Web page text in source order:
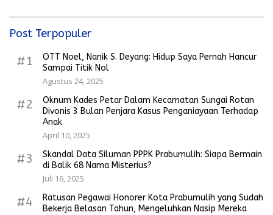
Post Terpopuler
#1
OTT Noel, Nanik S. Deyang: Hidup Saya Pernah Hancur
Sampai Titik Nol
Agustus 24, 2025
#2
Oknum Kades Petar Dalam Kecamatan Sungai Rotan
Divonis 3 Bulan Penjara Kasus Penganiayaan Terhadap
Anak
April 10, 2025
#3
Skandal Data Siluman PPPK Prabumulih: Siapa Bermain
di Balik 68 Nama Misterius?
Juli 16, 2025
#4
Ratusan Pegawai Honorer Kota Prabumulih yang Sudah
Bekerja Belasan Tahun, Mengeluhkan Nasip Mereka